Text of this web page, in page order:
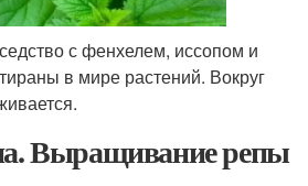
с фенхелем, иссопом и
в мире растений. Вокруг
Выращивание репы